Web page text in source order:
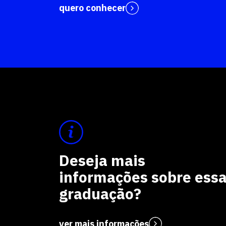
quero conhecer
Deseja mais
informações sobre
graduação?
ver mais informações